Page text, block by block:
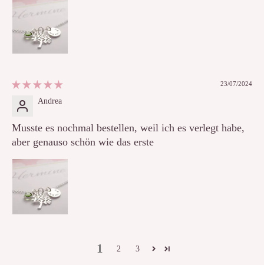
23/07/2024
Andrea
Musste es nochmal bestellen, weil ich es verlegt habe,
aber genauso schön wie das erste
1 2 3